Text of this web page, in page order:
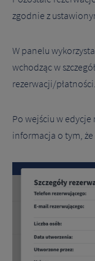
zgodnie z
W panelu
wchodząc w
rezerwacji/płatności.
Po wejściu w
informacja o tym, że